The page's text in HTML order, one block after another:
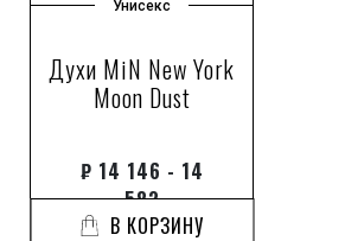
Унисекс
Духи MiN New York
Moon Dust
₽ 14 146 - 14
583
В КОРЗИНУ